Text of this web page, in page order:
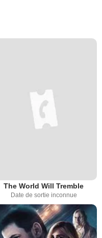
The World Will Tremble
Date de sortie inconnue